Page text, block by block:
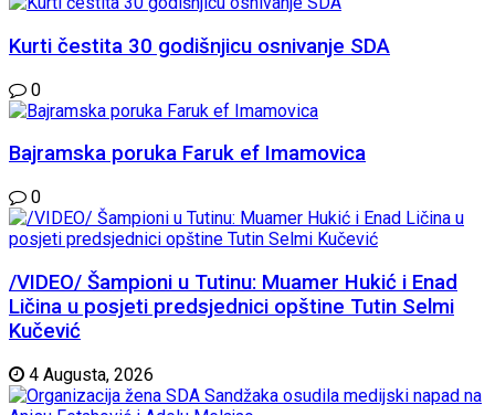
Kurti čestita 30 godišnjicu osnivanje SDA
0
Bajramska poruka Faruk ef Imamovica
0
/VIDEO/ Šampioni u Tutinu: Muamer Hukić i Enad
Ličina u posjeti predsjednici opštine Tutin Selmi
Kučević
4 Augusta, 2026